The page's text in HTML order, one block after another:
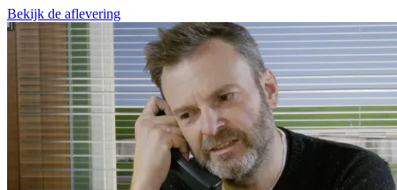
Bekijk de aflevering